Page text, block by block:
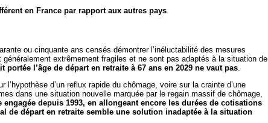
en France par rapport aux autres pays.
ou cinquante ans censés démontrer l’inéluctabilité des mesures
extrêmement fragiles et ne sont pas adaptés à la situation de
l’âge de départ en retraite à 67 ans en 2029 ne vaut pas.
d’un reflux rapide du chômage, voire sur la crainte d’une
dans une situation nouvelle marquée par le regain massif de chômage,
engagée depuis 1993, en allongeant encore les durées de cotisations
de départ en retraite semble une solution inadaptée à la situation